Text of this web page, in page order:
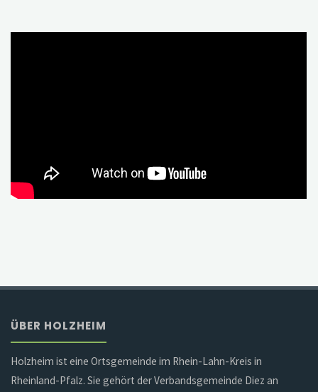
ÜBER HOLZHEIM
Holzheim ist eine Ortsgemeinde im Rhein-Lahn-Kreis in
Rheinland-Pfalz. Sie gehört der Verbandsgemeinde Diez an